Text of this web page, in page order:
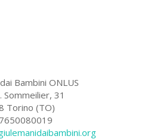
Bambini ONLUS
Sommeilier, 31
Torino (TO)